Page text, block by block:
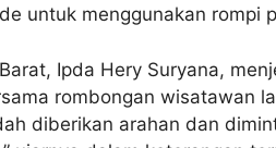
untuk menggunakan rompi
Ipda Hery Suryana,
rombongan wisatawan
diberikan arahan dan